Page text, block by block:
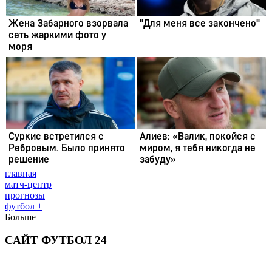
главная
матч-центр
прогнозы
футбол +
Больше
САЙТ ФУТБОЛ 24